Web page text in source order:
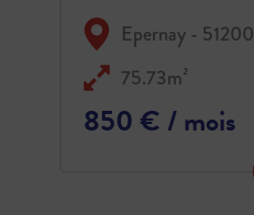
Epernay - 51200
75.73m²
850 € / mois